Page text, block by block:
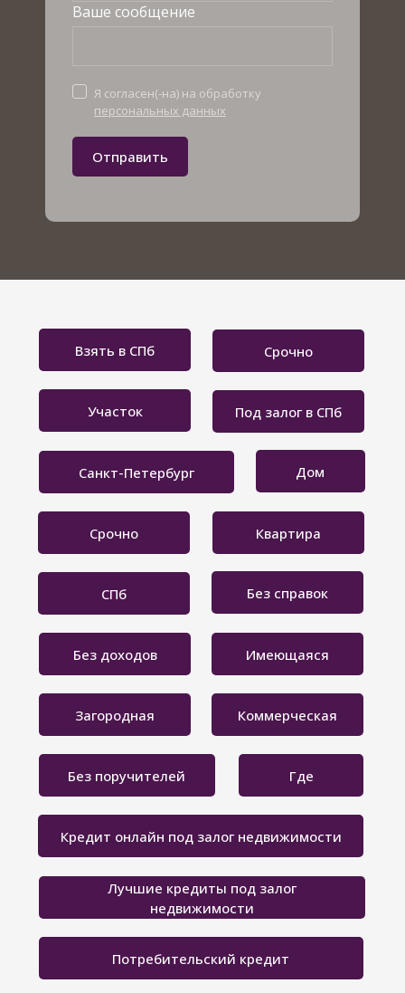
Ваше сообщение
Отправить
Я согласен(-на) на обработку
персональных данных
Потребительский кредит
Лучшие кредиты под залог
недвижимости
Кредит онлайн под залог недвижимости
Без доходов
Без поручителей
Без справок
Имеющаяся
Коммерческая
Загородная
Где
Участок
Квартира
Дом
Срочно
СПб
Под залог в СПб
Срочно
Санкт-Петербург
Взять в СПб